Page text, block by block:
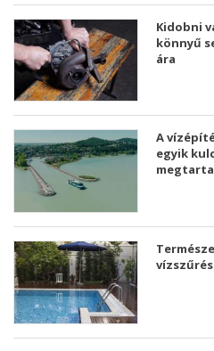
Kidobni
könnyű
ára
A
egyik